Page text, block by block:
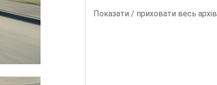
Показати / приховати весь архів